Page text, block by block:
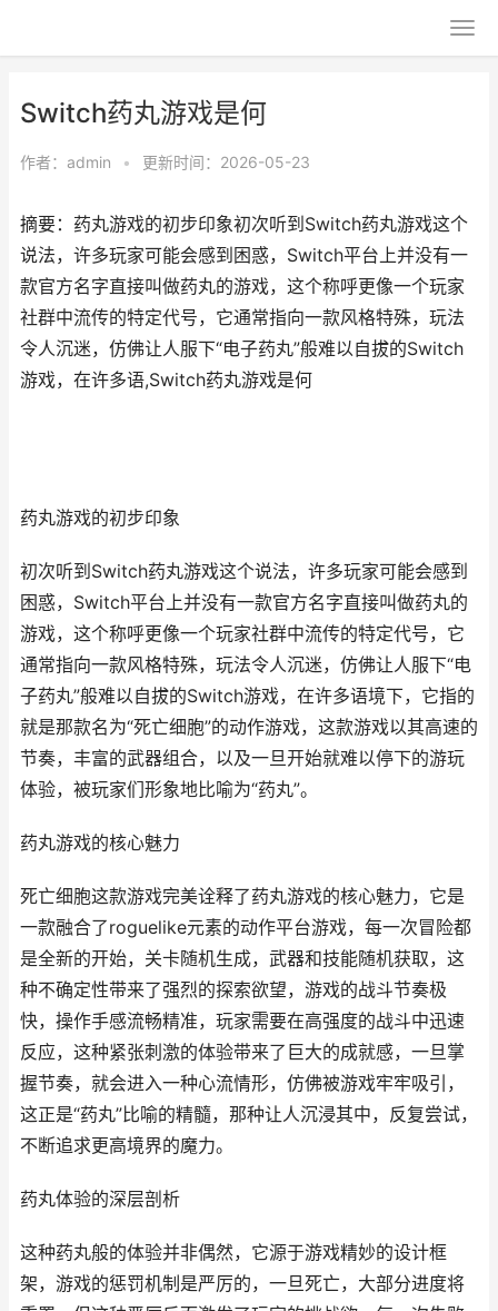
Switch药丸游戏是何
作者： admin • 更新时间：2026-05-23
摘要：药丸游戏的初步印象初次听到Switch药丸游戏这个
说法，许多玩家可能会感到困惑，Switch平台上并没有一
款官方名字直接叫做药丸的游戏，这个称呼更像一个玩家
社群中流传的特定代号，它通常指向一款风格特殊，玩法
令人沉迷，仿佛让人服下“电子药丸”般难以自拔的Switch
游戏，在许多语,Switch药丸游戏是何
药丸游戏的初步印象
初次听到Switch药丸游戏这个说法，许多玩家可能会感到
困惑，Switch平台上并没有一款官方名字直接叫做药丸的
游戏，这个称呼更像一个玩家社群中流传的特定代号，它
通常指向一款风格特殊，玩法令人沉迷，仿佛让人服下“电
子药丸”般难以自拔的Switch游戏，在许多语境下，它指的
就是那款名为“死亡细胞”的动作游戏，这款游戏以其高速的
节奏，丰富的武器组合，以及一旦开始就难以停下的游玩
体验，被玩家们形象地比喻为“药丸”。
药丸游戏的核心魅力
死亡细胞这款游戏完美诠释了药丸游戏的核心魅力，它是
一款融合了roguelike元素的动作平台游戏，每一次冒险都
是全新的开始，关卡随机生成，武器和技能随机获取，这
种不确定性带来了强烈的探索欲望，游戏的战斗节奏极
快，操作手感流畅精准，玩家需要在高强度的战斗中迅速
反应，这种紧张刺激的体验带来了巨大的成就感，一旦掌
握节奏，就会进入一种心流情形，仿佛被游戏牢牢吸引，
这正是“药丸”比喻的精髓，那种让人沉浸其中，反复尝试，
不断追求更高境界的魔力。
药丸体验的深层剖析
这种药丸般的体验并非偶然，它源于游戏精妙的设计框
架，游戏的惩罚机制是严厉的，一旦死亡，大部分进度将